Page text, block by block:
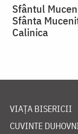
Sfântul
Sfânta
Calinica
VIAȚA BISERICII
CUVINTE